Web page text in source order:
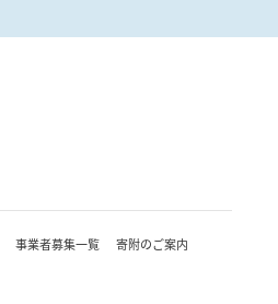
事業者募集一覧 寄附のご案内